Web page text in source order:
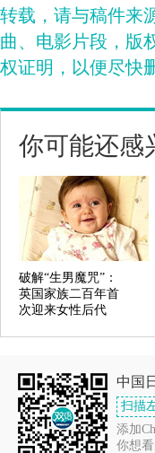
转载，请与稿件来
曲、电影片段，版
权证明，以便尽快
你可能还感
破解“生男魔咒”：
英国家族二百年首
次迎来女性后代
中国
扫描
添加
你想